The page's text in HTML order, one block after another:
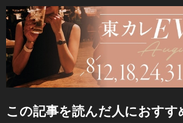
この記事を読んだ人におすす